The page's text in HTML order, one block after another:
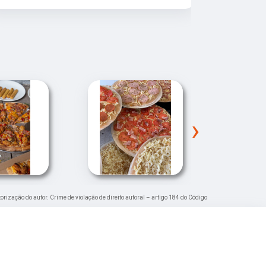
›
do autor. Crime de violação de direito autoral – artigo 184 do Código